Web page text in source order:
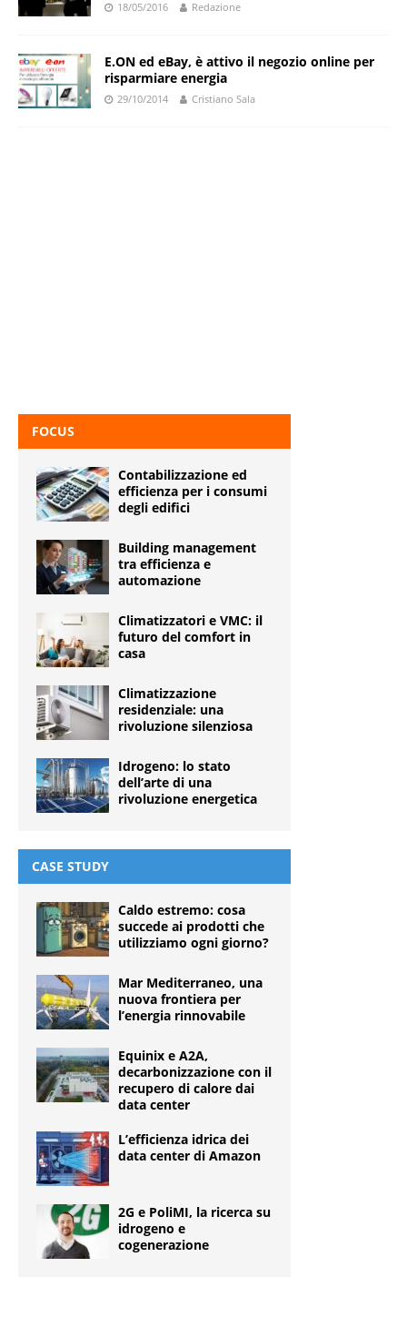
18/05/2016 Redazione
E.ON ed eBay, è attivo il negozio online per
risparmiare energia
29/10/2014 Cristiano Sala
FOCUS
Contabilizzazione ed
efficienza per i consumi
degli edifici
Building management
tra efficienza e
automazione
Climatizzatori e VMC: il
futuro del comfort in
casa
Climatizzazione
residenziale: una
rivoluzione silenziosa
Idrogeno: lo stato
dell’arte di una
rivoluzione energetica
CASE STUDY
Caldo estremo: cosa
succede ai prodotti che
utilizziamo ogni giorno?
Mar Mediterraneo, una
nuova frontiera per
l’energia rinnovabile
Equinix e A2A,
decarbonizzazione con il
recupero di calore dai
data center
L’efficienza idrica dei
data center di Amazon
2G e PoliMI, la ricerca su
idrogeno e
cogenerazione